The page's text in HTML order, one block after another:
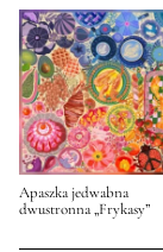
Apaszka jedwabna
dwustronna „Frykasy”